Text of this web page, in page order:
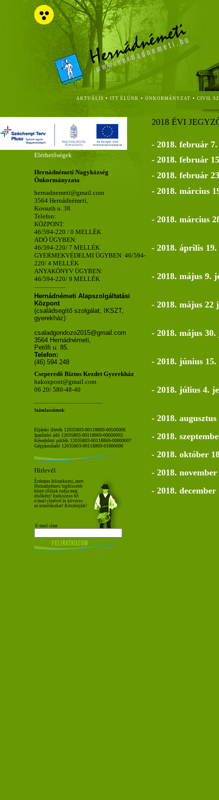
AKTUÁLIS • ITT ÉLÜNK • ÖNKORMÁNYZAT • CIVIL
Elérhetőségek
Hernádnémeti Nagyközség
Önkormányzata
hernadnemeti@gmail.com
3564 Hernádnémeti,
Kossuth u. 38.
Telefon:
KÖZPONT:
46/594-220 / 0 MELLÉK
ADÓ ÜGYBEN:
46/594-220/ 7 MELLÉK
GYERMEKVÉDELMI ÜGYBEN: 46/594-
220/ 4 MELLÉK
ANYAKÖNYV ÜGYBEN:
46/594-220/ 9 MELLÉK
Hernádnémeti Alapszolgáltatási
Központ
(családsegítő szolgálat, IKSZT,
gyerekház)
csaladgondozo2015@gmail.com
3564 Hernádnémeti,
Petőfi u. 85.
Telefon:
(46) 594 248
Cseperedő Biztos Kezdet Gyerekház
hakozpont@gmail.com
06 20/ 580-48-40
Számlaszámok:
Eljárási illeték 12035803-00118869-00500006
Iparűzési adó 12035803-00118869-00600003
Késedelmi pótlék 12035803-00118869-00800007
Gépjárműadó 12035803-00118869-01600006
Hírlevél
Érdemes feliratkozni, mert
Hernádnémeti legfrissebb
híreit tőlünk tudja meg
elsőként! Iratkozzon fel
e-mail címével és kövesse
az utasításokat! Köszönjük!
E-mail címe
2018 ÉVI
- 2018. február
- 2018. február
- 2018. február
- 2018. március
- 2018. március
- 2018. április
- 2018. május 9.
- 2018. május 22
- 2018. május
- 2018. június
- 2018. július 4.
- 2018.
- 2018.
- 2018. október
- 2018.
- 2018.